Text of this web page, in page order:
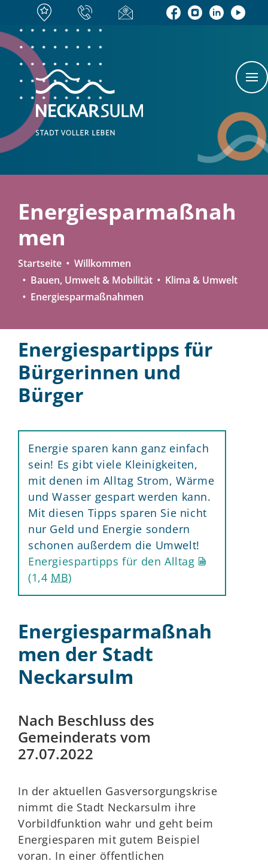
Energiesparmaßnah
men
Startseite
Willkommen
Bauen, Umwelt & Mobilität
Klima & Umwelt
Energiesparmaßnahmen
Energiespartipps für
Bürgerinnen und
Bürger
Energie sparen kann ganz einfach
sein! Es gibt viele Kleinigkeiten,
mit denen im Alltag Strom, Wärme
und Wasser gespart werden kann.
Mit diesen Tipps sparen Sie nicht
nur Geld und Energie sondern
schonen außerdem die Umwelt!
Energiespartipps für den Alltag
(1,4 MB)
Energiesparmaßnah
men der Stadt
Neckarsulm
Nach Beschluss des
Gemeinderats vom
27.07.2022
In der aktuellen Gasversorgungskrise
nimmt die Stadt Neckarsulm ihre
Vorbildfunktion wahr und geht beim
Energiesparen mit gutem Beispiel
voran. In einer öffentlichen